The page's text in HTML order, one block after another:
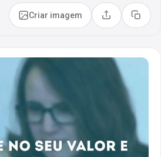
Criar imagem Compartilhar
Copiar